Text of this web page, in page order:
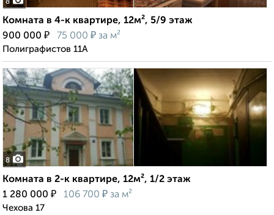
8
Комната в 4-к квартире, 12м², 5/9 этаж
900 000 ₽ 75 000 ₽ за м²
Полиграфистов 11А
8
Комната в 2-к квартире, 12м², 1/2 этаж
1 280 000 ₽ 106 700 ₽ за м²
Чехова 17